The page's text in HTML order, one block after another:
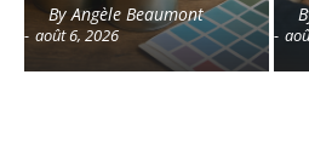
By Angèle Beaumont
- août 6, 2026 -